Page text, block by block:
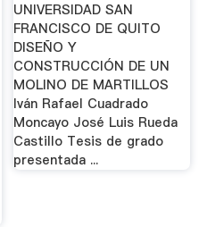
UNIVERSIDAD SAN
FRANCISCO DE QUITO
DISEÑO Y
CONSTRUCCIÓN DE UN
MOLINO DE MARTILLOS
Iván Rafael Cuadrado
Moncayo José Luis Rueda
Castillo Tesis de grado
presentada ...